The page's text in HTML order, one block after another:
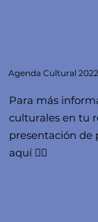
Agenda Cultural 2022
Para más
culturales en tu
presentación de
aquí 👇🏻